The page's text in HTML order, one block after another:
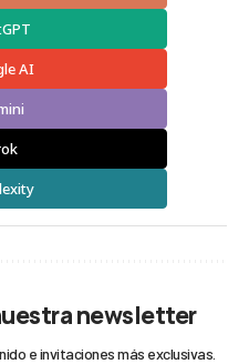
AI
newsletter
e invitaciones más exclusivas.